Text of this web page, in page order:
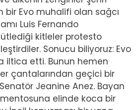
bir Evo muhalifi olan sağcı
Luis Fernando
kitleler protesto
Sonucu biliyoruz: Evo
iltica etti. Bunun hemen
çantalarından geçici bir
Jeanine Anez. Bayan
elinde koca bir